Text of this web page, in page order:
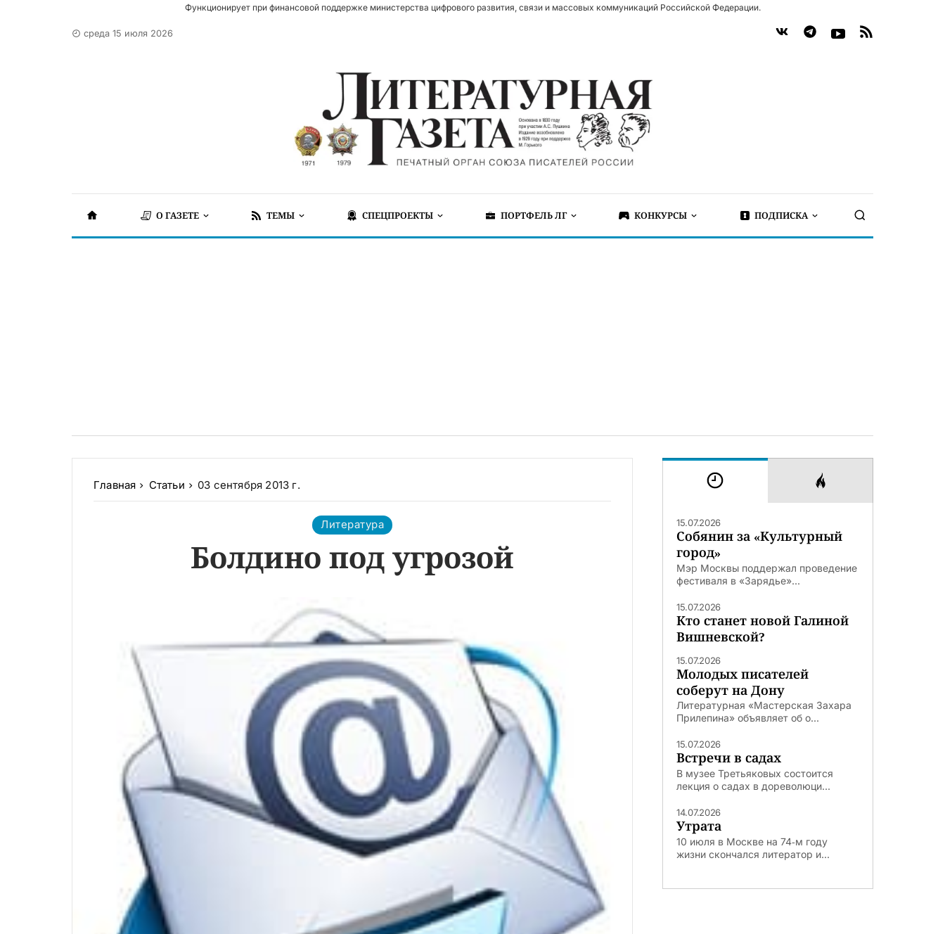
Функционирует при финансовой поддержке министерства цифрового развития, связи и массовых коммуникаций Российской Федерации.
среда 15 июля 2026
О ГАЗЕТЕ ТЕМЫ СПЕЦПРОЕКТЫ ПОРТФЕЛЬ ЛГ КОНКУРСЫ ПОДПИСКА
Главная Статьи 03 сентября 2013 г.
Литература
Болдино под угрозой
15.07.2026
Собянин за «Культурный
город»
Мэр Москвы поддержал проведение
фестиваля в «Зарядье»...
15.07.2026
Кто станет новой Галиной
Вишневской?
15.07.2026
Молодых писателей
соберут на Дону
Литературная «Мастерская Захара
Прилепина» объявляет об о...
15.07.2026
Встречи в садах
В музее Третьяковых состоится
лекция о садах в дореволюци...
14.07.2026
Утрата
10 июля в Москве на 74‑м году
жизни скончался литератор и...